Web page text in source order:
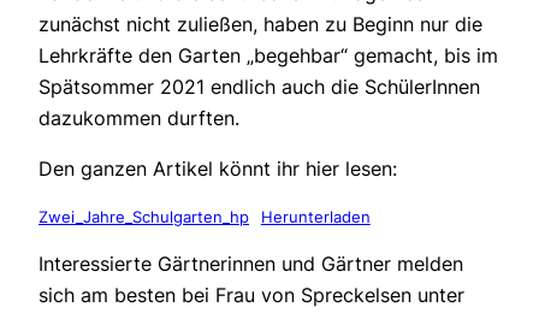
zunächst nicht zuließen, haben zu Beginn nur die
Lehrkräfte den Garten „begehbar“ gemacht, bis im
Spätsommer 2021 endlich auch die SchülerInnen
dazukommen durften.
Den ganzen Artikel könnt ihr hier lesen:
Zwei_Jahre_Schulgarten_hp Herunterladen
Interessierte Gärtnerinnen und Gärtner melden
sich am besten bei Frau von Spreckelsen unter